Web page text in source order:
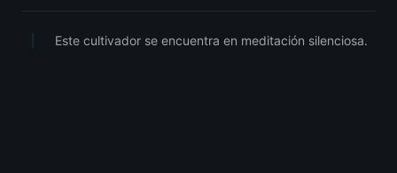
Este cultivador se encuentra en meditación silenciosa.